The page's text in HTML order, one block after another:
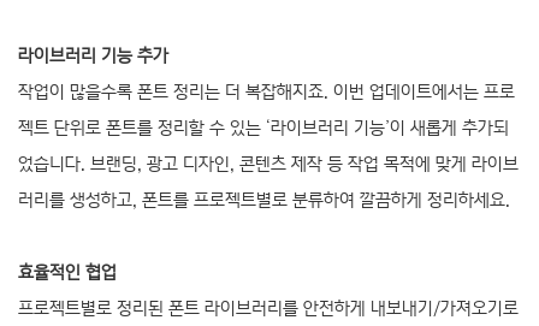
라이브러리 기능 추가
작업이 많을수록 폰트 정리는 더 복잡해지죠. 이번 업데이트에서는 프로
젝트 단위로 폰트를 정리할 수 있는 ‘라이브러리 기능’이 새롭게 추가되
었습니다. 브랜딩, 광고 디자인, 콘텐츠 제작 등 작업 목적에 맞게 라이브
러리를 생성하고, 폰트를 프로젝트별로 분류하여 깔끔하게 정리하세요.
효율적인 협업
프로젝트별로 정리된 폰트 라이브러리를 안전하게 내보내기/가져오기로